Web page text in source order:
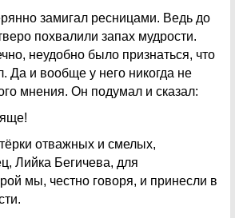
замигал ресницами. Ведь до
похвалили запах мудрости.
неудобно было признаться, что
Да и вообще у него никогда не
мнения. Он подумал и сказал:
отважных и смелых,
Лийка Бегичева, для
мы, честно говоря, и принесли в